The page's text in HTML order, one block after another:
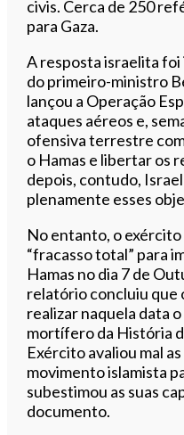
civis. Cerca de 250
para Gaza.
A resposta israelita
do primeiro-ministro
lançou a Operação
ataques aéreos e,
ofensiva terrestre
o Hamas e libertar os
depois, contudo,
plenamente esses
No entanto, o
“fracasso total” para
Hamas no dia 7 de
relatório concluiu que
realizar naquela data
mortífero da História
Exército avaliou mal
movimento islamista
subestimou as suas
documento.